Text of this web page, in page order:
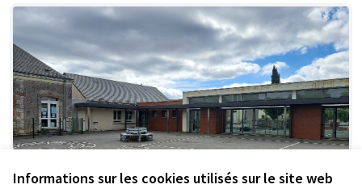
Informations sur les cookies utilisés sur le site web